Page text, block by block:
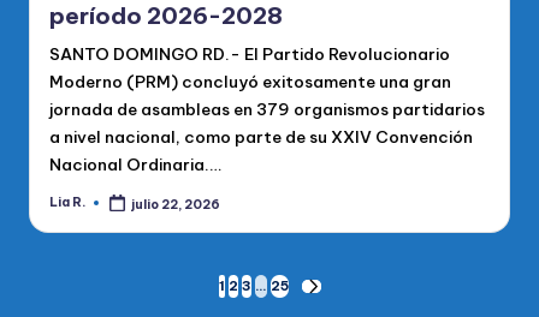
período 2026-2028
SANTO DOMINGO RD.- El Partido Revolucionario
Moderno (PRM) concluyó exitosamente una gran
jornada de asambleas en 379 organismos partidarios
a nivel nacional, como parte de su XXIV Convención
Nacional Ordinaria.…
Publicado
Lia R. julio 22, 2026
Paginación
1 2 3 … 25
SIGUIENTE